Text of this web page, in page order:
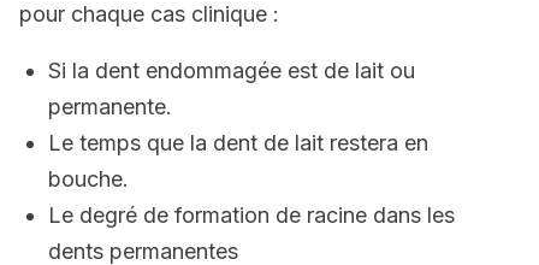
pour chaque cas clinique :
Si la dent endommagée est de lait ou
permanente.
Le temps que la dent de lait restera en
bouche.
Le degré de formation de racine dans les
dents permanentes